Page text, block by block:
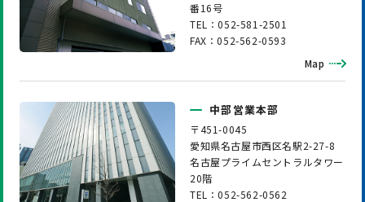
番16号
TEL：052-581-2501
FAX：052-562-0593
Map
中部営業本部
〒451-0045
愛知県名古屋市西区名駅2-27-8
名古屋プライムセントラルタワー
20階
TEL：052-562-0562